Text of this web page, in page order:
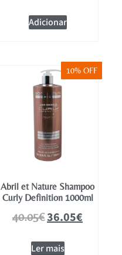
Adicionar
10% OFF
Abril et Nature Shampoo
Curly Definition 1000ml
40.05€36.05€
Ler mais